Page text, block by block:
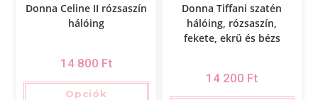
Donna Celine II rózsaszín
hálóing
14 800 Ft
Opciók
Donna Tiffani szatén
hálóing, rózsaszín,
fekete, ekrü és bézs
14 200 Ft